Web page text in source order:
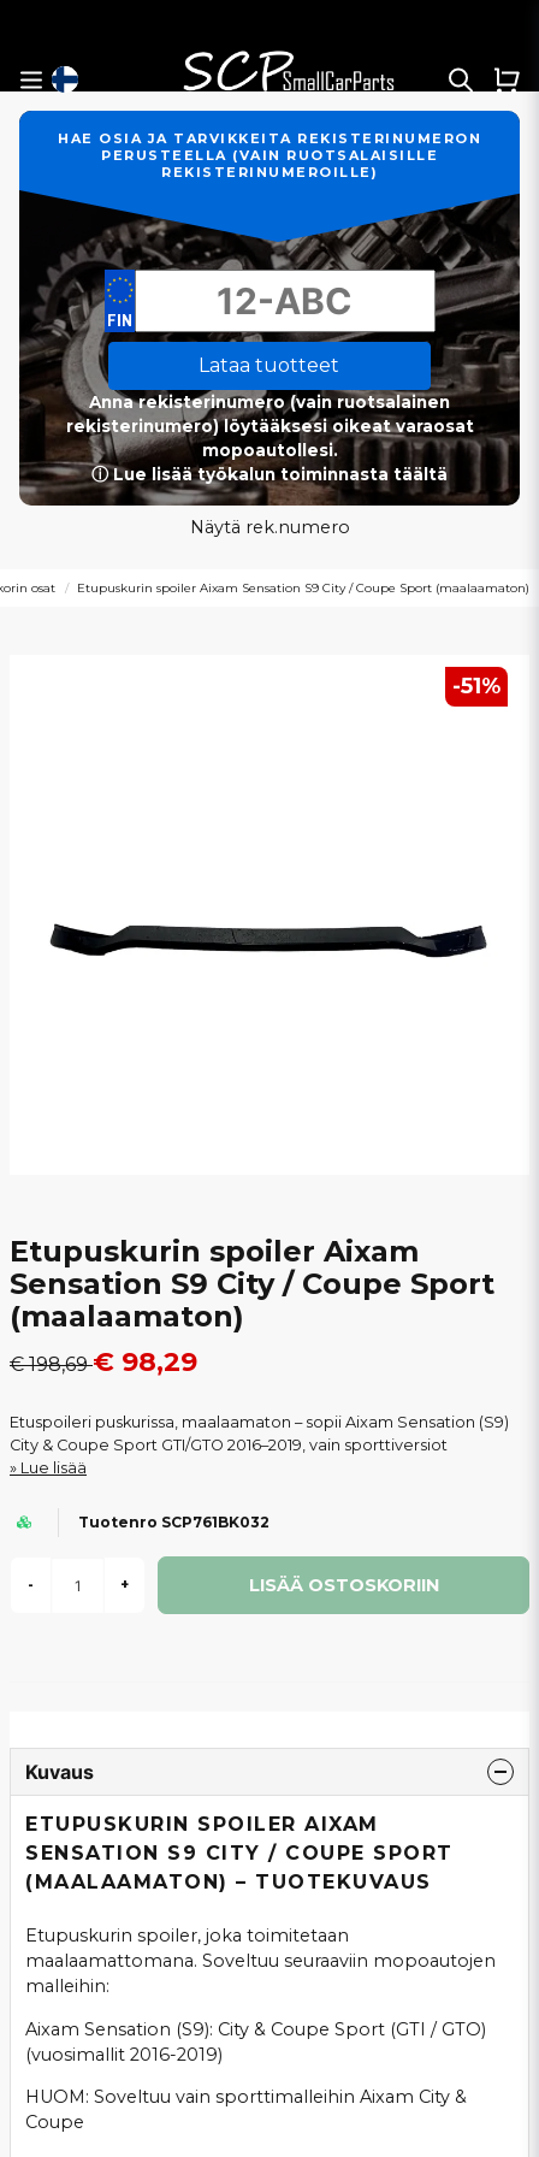
HAE OSIA JA TARVIKKEITA REKISTERINUMERON
PERUSTEELLA (VAIN RUOTSALAISILLE
REKISTERINUMEROILLE)
Lataa tuotteet
Anna rekisterinumero (vain ruotsalainen
rekisterinumero) löytääksesi oikeat varaosat
mopoautollesi.
ⓘ Lue lisää työkalun toiminnasta täältä
Näytä rek.numero
osat Etupuskurin spoiler Aixam Sensation S9 City / Coupe Sport (maalaamaton)
-51%
Etupuskurin spoiler Aixam
Sensation S9 City / Coupe Sport
(maalaamaton)
€ 198,69€ 98,29
Etuspoileri puskurissa, maalaamaton – sopii Aixam Sensation (S9)
City & Coupe Sport GTI/GTO 2016–2019, vain sporttiversiot
Lue lisää
Tuotenro SCP761BK032
- + LISÄÄ OSTOSKORIIN
Kuvaus
ETUPUSKURIN SPOILER AIXAM
SENSATION S9 CITY / COUPE SPORT
(MAALAAMATON) – TUOTEKUVAUS
Etupuskurin spoiler, joka toimitetaan
maalaamattomana. Soveltuu seuraaviin mopoautojen
malleihin:
Aixam Sensation (S9): City & Coupe Sport (GTI / GTO)
(vuosimallit 2016-2019)
HUOM: Soveltuu vain sporttimalleihin Aixam City &
Coupe